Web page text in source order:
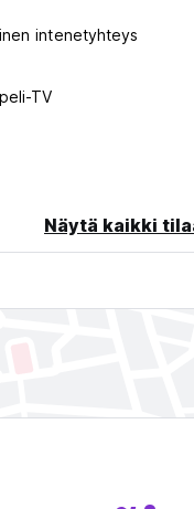
intenetyhteys
TV
Näytä kaikki